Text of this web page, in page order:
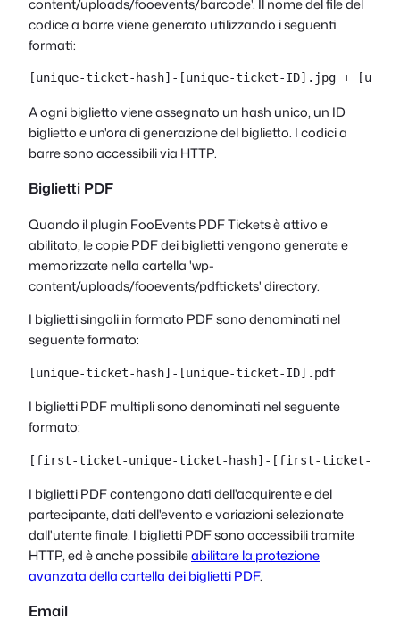
content/uploads/fooevents/barcode'. Il nome del file del
codice a barre viene generato utilizzando i seguenti
formati:
[unique-ticket-hash]-[unique-ticket-ID].jpg +
A ogni biglietto viene assegnato un hash unico, un ID
biglietto e un'ora di generazione del biglietto. I codici a
barre sono accessibili via HTTP.
Biglietti PDF
Quando il plugin FooEvents PDF Tickets è attivo e
abilitato, le copie PDF dei biglietti vengono generate e
memorizzate nella cartella 'wp-
content/uploads/fooevents/pdftickets' directory.
I biglietti singoli in formato PDF sono denominati nel
seguente formato:
[unique-ticket-hash]-[unique-ticket-ID].pdf
I biglietti PDF multipli sono denominati nel seguente
formato:
[first-ticket-unique-ticket-hash]-[first-ticket-
I biglietti PDF contengono dati dell'acquirente e del
partecipante, dati dell'evento e variazioni selezionate
dall'utente finale. I biglietti PDF sono accessibili tramite
HTTP, ed è anche possibileabilitare la protezione
avanzata della cartella dei biglietti PDF.
Email